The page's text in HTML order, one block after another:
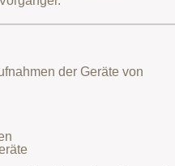
der Geräte von